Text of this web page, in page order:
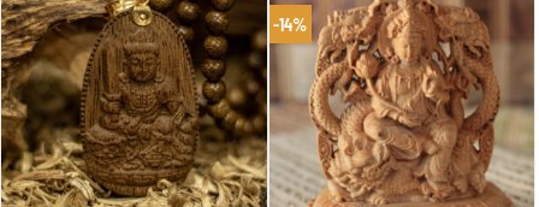
-14%